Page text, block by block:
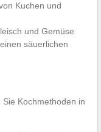
Kuchen und
und Gemüse
säuerlichen
Kochmethoden in